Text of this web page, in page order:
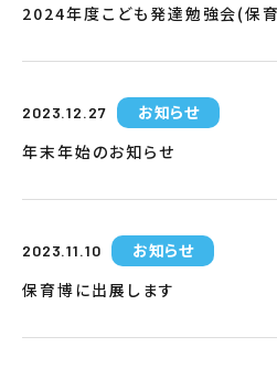
2024年度こども発達勉強会(保
2023.12.27
お知らせ
年末年始のお知らせ
2023.11.10
お知らせ
保育博に出展します